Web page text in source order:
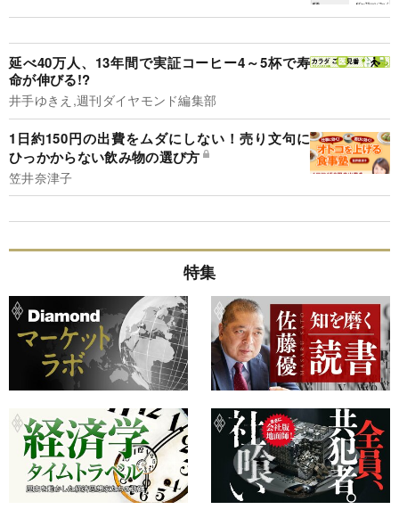
延べ40万人、13年間で実証コーヒー4～5杯で寿
命が伸びる!?
井手ゆきえ,週刊ダイヤモンド編集部
1日約150円の出費をムダにしない！売り文句に
ひっかからない飲み物の選び方
笠井奈津子
特集